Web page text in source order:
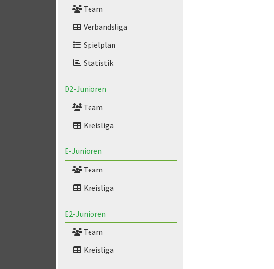
Team
Verbandsliga
Spielplan
Statistik
D2-Junioren
Team
Kreisliga
E-Junioren
Team
Kreisliga
E2-Junioren
Team
Kreisliga